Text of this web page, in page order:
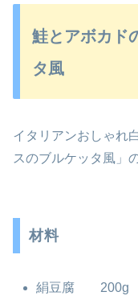
鮭とアボカド
タ風
イタリアンおしゃれ
スのブルケッタ風」
材料
絹豆腐 200g